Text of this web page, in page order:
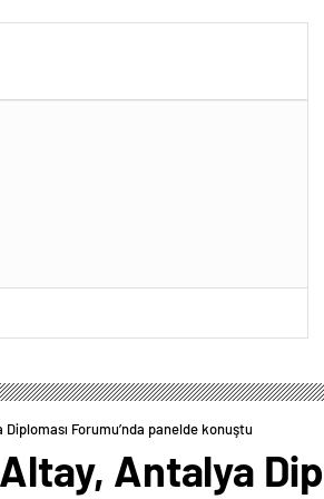
Forumu’nda panelde konuştu
Antalya